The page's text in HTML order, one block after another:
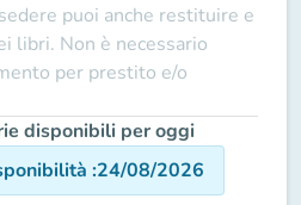
puoi anche restituire e
libri. Non è necessario
per prestito e/o
disponibili per oggi
:24/08/2026